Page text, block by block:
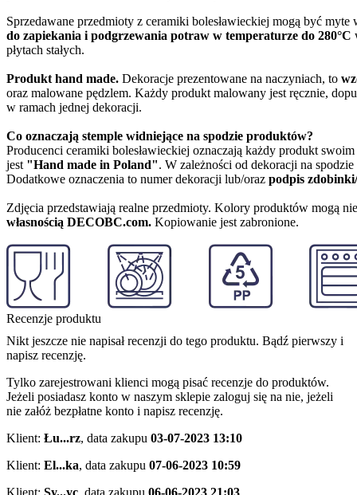
Sprzedawane przedmioty z ceramiki bolesławieckiej mogą być
do zapiekania i podgrzewania potraw w temperaturze do 280°C
płytach stałych.
Produkt hand made. Dekoracje prezentowane na naczyniach, to
oraz malowane pędzlem. Każdy produkt malowany jest ręcznie,
w ramach jednej dekoracji.
Co oznaczają stemple widniejące na spodzie produktów?
Producenci ceramiki bolesławieckiej oznaczają każdy produkt swoim
jest "Hand made in Poland". W zależności od dekoracji na
Dodatkowe oznaczenia to numer dekoracji lub/oraz podpis
Zdjęcia przedstawiają realne przedmioty. Kolory produktów mogą
własnością DECOBC.com. Kopiowanie jest zabronione.
Recenzje produktu
Nikt jeszcze nie napisał recenzji do tego produktu. Bądź pierwszy i
napisz recenzję.
Tylko zarejestrowani klienci mogą pisać recenzje do produktów.
Jeżeli posiadasz konto w naszym sklepie zaloguj się na nie, jeżeli
nie załóż bezpłatne konto i napisz recenzję.
Klient: Łu...rz, data zakupu 03-07-2023 13:10
Klient: El...ka, data zakupu 07-06-2023 10:59
Klient: Sy...yc data zakupu 06-06-2023 21:03